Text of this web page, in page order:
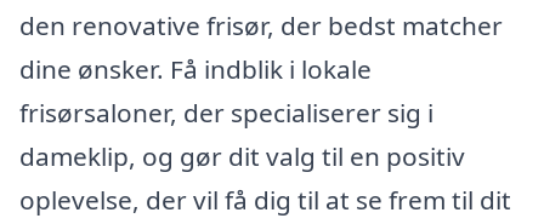
den renovative frisør, der bedst matcher
dine ønsker. Få indblik i lokale
frisørsaloner, der specialiserer sig i
dameklip, og gør dit valg til en positiv
oplevelse, der vil få dig til at se frem til dit